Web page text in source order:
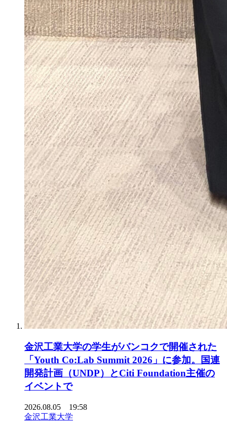
金沢工業大学の学生がバンコクで開催された
「Youth Co:Lab Summit 2026」に参加。国連
開発計画（UNDP）とCiti Foundation主催の
イベントで
2026.08.05 19:58
金沢工業大学